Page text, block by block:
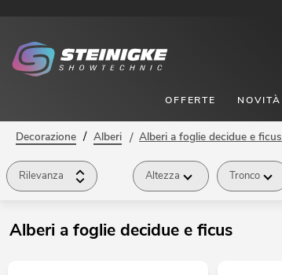
OFFERTE NOVITÀ
Decorazione / Alberi / Alberi a foglie decidue e ficus
Rilevanza Altezza Tronco
Alberi a foglie decidue e ficus